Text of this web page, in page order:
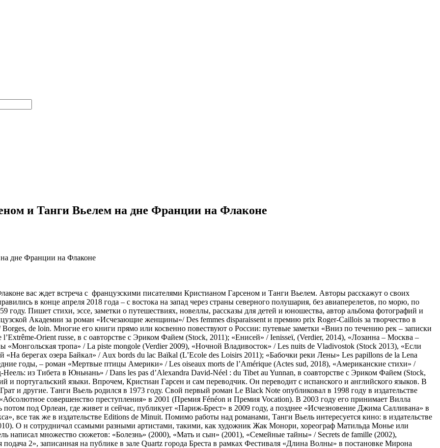
и Танги Вьелем на дне Франции на Флаконе
вас ждет встреча с французскими писателями Кристианом Гарсеном и Танги Вьелем. Авторы расскажут о своих
в конце апреля 2018 года – с востока на запад через страны северного полушария, без авиаперелетов, по морю, по
году. Пишет стихи, эссе, заметки о путешествиях, новеллы, рассказы для детей и юношества, автор альбома фотографий и
Академии за роман «Исчезающие женщины»/ Des femmes disparaissent и премию prix Roger-Caillois за творчество в
Borges, de loin. Многие его книги прямо или косвенно повествуют о России: путевые заметки «Вниз по течению рек – записки
Orient russe, в с оавторстве с Эриком Файем (Stock, 2011); «Енисей» / Ienisseï, (Verdier, 2014), «Лозанна – Москва –
тропа» / La piste mongole (Verdier 2009), «Ночной Владивосток» / Les nuits de Vladivostok (Stock 2013), «Если
«На берегах озера Байкал» / Aux bords du lac Baïkal (L’Ecole des Loisirs 2011); «Бабочки реки Лены» Les papillons de la Lena
годы, – роман «Мертвые птицы Америки» / Les oiseaux morts de l’Amérique (Actes sud, 2018), «Американские стихи» /
из Тибета в Юньнань» / Dans les pas d’Alexandra David-Néel : du Tibet au Yunnan, в соавторстве с Эриком Файем (Stock,
и португальский языки. Впрочем, Кристиан Гарсен и сам переводчик. Он переводит с испанского и английского языков. В
и другие. Танги Вьель родился в 1973 году. Свой первый роман Le Black Note опубликовал в 1998 году в издательстве
совершенство преступления» в 2001 (Премия Fénéon и Премия Vocation). В 2003 году его принимает Вилла
под Орлеан, где живет и сейчас, публикует «Париж-Брест» в 2009 году, а позднее «Исчезновение Джима Салливана» в
все так же в издательстве Editions de Minuit. Помимо работы над романами, Танги Вьель интересуется кино: в издательстве
О н сотрудничал ссамыми разными артистами, такими, как художник Жак Монори, хореограф Матильда Монье или
написал множество сюжетов: «Болезнь» (2000), «Мать и сын» (2001), «Семейные тайны» / Secrets de famille (2002),
2», записанная на публике в зале Quartz города Бреста в рамках Фестиваля «Длина Волны» в постановке Мирона